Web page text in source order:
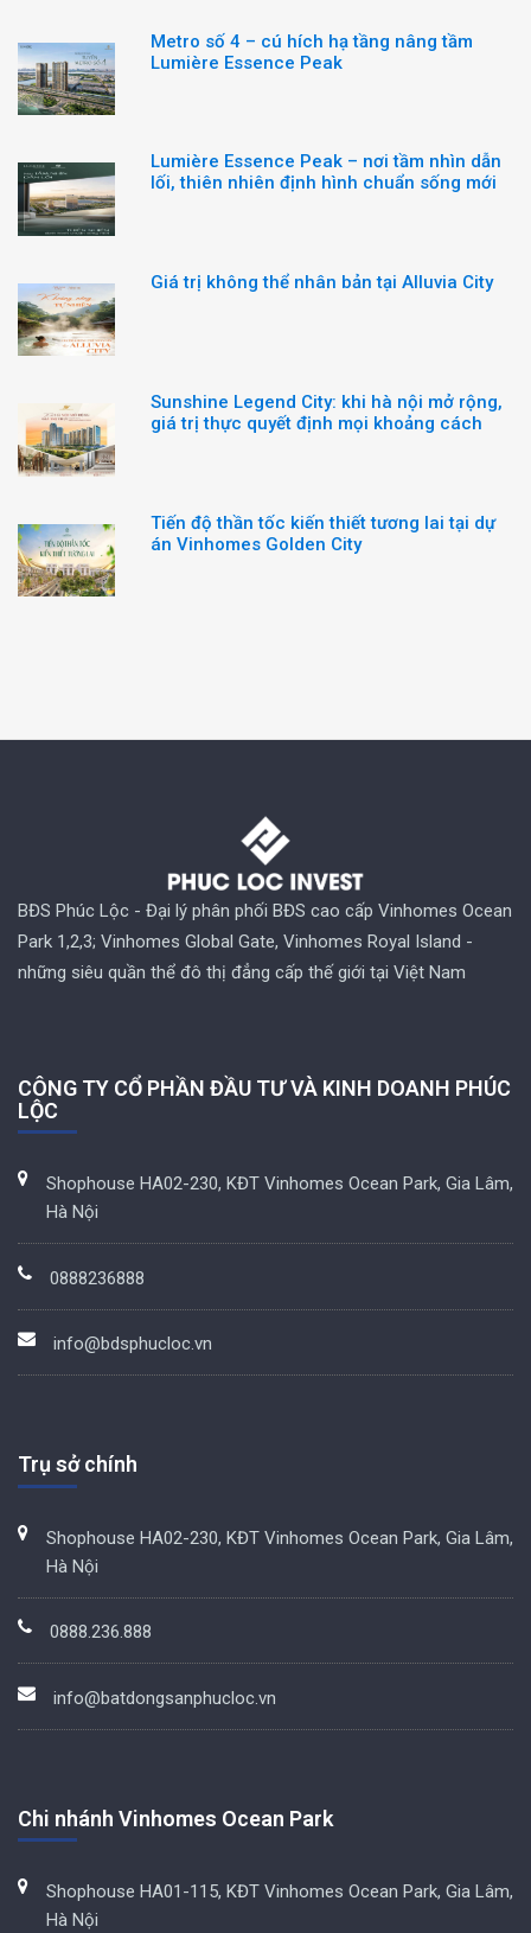
Metro số 4 – cú hích hạ tầng nâng tầm
Lumière Essence Peak
Lumière Essence Peak – nơi tầm nhìn dẫn
lối, thiên nhiên định hình chuẩn sống mới
Giá trị không thể nhân bản tại Alluvia City
Sunshine Legend City: khi hà nội mở rộng,
giá trị thực quyết định mọi khoảng cách
Tiến độ thần tốc kiến thiết tương lai tại dự
án Vinhomes Golden City
BĐS Phúc Lộc - Đại lý phân phối BĐS cao cấp Vinhomes Ocean
Park 1,2,3; Vinhomes Global Gate, Vinhomes Royal Island -
những siêu quần thể đô thị đẳng cấp thế giới tại Việt Nam
CÔNG TY CỔ PHẦN ĐẦU TƯ VÀ KINH DOANH PHÚC
LỘC
Shophouse HA02-230, KĐT Vinhomes Ocean Park, Gia Lâm,
Hà Nội
0888236888
info@bdsphucloc.vn
Trụ sở chính
Shophouse HA02-230, KĐT Vinhomes Ocean Park, Gia Lâm,
Hà Nội
0888.236.888
info@batdongsanphucloc.vn
Chi nhánh Vinhomes Ocean Park
Shophouse HA01-115, KĐT Vinhomes Ocean Park, Gia Lâm,
Hà Nội